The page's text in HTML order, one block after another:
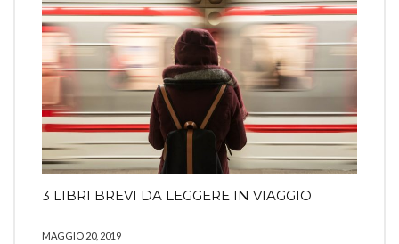
3 LIBRI BREVI DA LEGGERE IN VIAGGIO
MAGGIO 20, 2019